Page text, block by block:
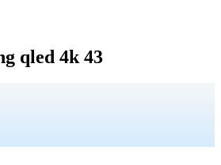
qled 4k 43